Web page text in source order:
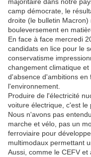
camp démocrate, le
droite (le bulletin
bouleversement en
En face à face mercredi
candidats en lice pour le
conservatisme
changement climatique
d'absence d'ambitions
l'environnement.
Produire de l'électricité
voiture électrique, c'est le
Nous n'avons pas
marche et vélo, pas un
ferroviaire pour
multimodaux permettant
Aussi, comme le CEFV et